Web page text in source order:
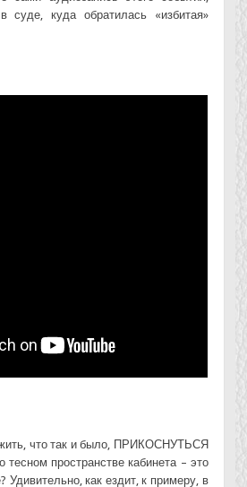
суде, куда обратилась «избитая»
что так и было, ПРИКОСНУТЬСЯ
тесном пространстве кабинета – это
Удивительно, как ездит, к примеру, в